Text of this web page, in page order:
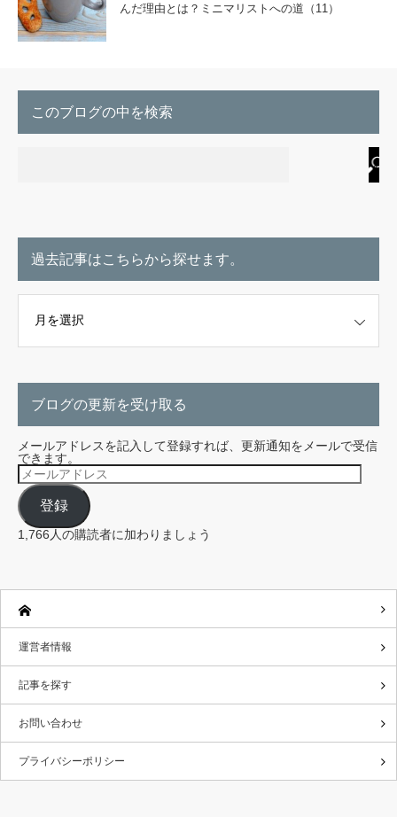
んだ理由とは？ミニマリストへの道（11）
このブログの中を検索
過去記事はこちらから探せます。
ブログの更新を受け取る
メールアドレスを記入して登録すれば、更新通知をメールで受信
できます。
メ
ー
ル
ア
ド
レ
ス
登録
1,766人の購読者に加わりましょう
運営者情報
記事を探す
お問い合わせ
プライバシーポリシー